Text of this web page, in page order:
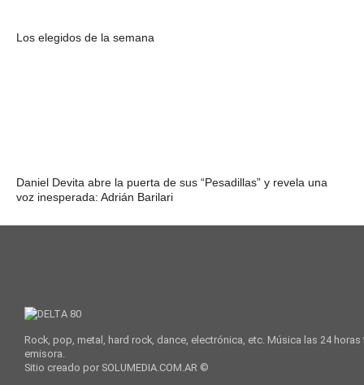
Los elegidos de la semana
Daniel Devita abre la puerta de sus “Pesadillas” y revela una
voz inesperada: Adrián Barilari
Rock, pop, metal, hard rock, dance, electrónica, etc. Música las 24
emisora.
Sitio creado por SOLUMEDIA.COM.AR ©